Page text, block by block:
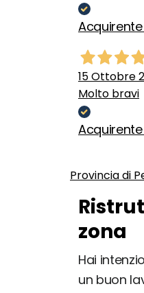
15 Ottobre
Molto bravi
Provincia di
zona
Hai
un buon